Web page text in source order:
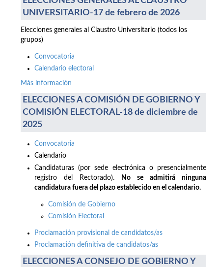
UNIVERSITARIO-17 de febrero de 2026
Elecciones generales al Claustro Universitario (todos los
grupos)
Convocatoria
Calendario electoral
Más información
ELECCIONES A COMISIÓN DE GOBIERNO Y
COMISIÓN ELECTORAL-18 de diciembre de
2025
Convocatoria
Calendario
Candidaturas (por sede electrónica o presencialmente
registro del Rectorado).
No se admitirá ninguna
candidatura fuera del plazo establecido en el calendario.
Comisión de Gobierno
Comisión Electoral
Proclamación provisional de candidatos/as
Proclamación definitiva de candidatos/as
ELECCIONES A CONSEJO DE GOBIERNO Y